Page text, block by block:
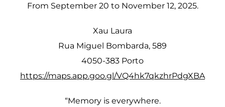
From September 20 to November 12, 2025.
Xau Laura
Rua Miguel Bombarda, 589
4050-383 Porto
https://maps.app.goo.gl/VQ4hk7qkzhrPdgXBA
“Memory is everywhere.